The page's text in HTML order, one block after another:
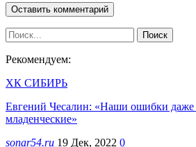
Рекомендуем:
ХК СИБИРЬ
Евгений Чесалин: «Наши ошибки даже
младенческие»
sonar54.ru 19 Дек, 2022 0